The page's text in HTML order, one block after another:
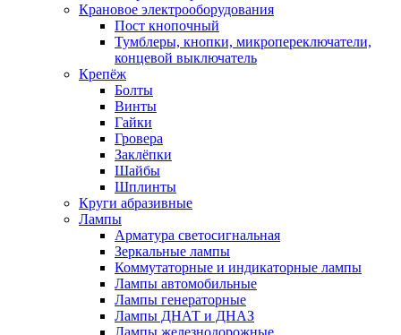
Крановое электрооборудования
Пост кнопочный
Тумблеры, кнопки, микропереключатели,
концевой выключатель
Крепёж
Болты
Винты
Гайки
Гровера
Заклёпки
Шайбы
Шплинты
Круги абразивные
Лампы
Арматура светосигнальная
Зеркальные лампы
Коммутаторные и индикаторные лампы
Лампы автомобильные
Лампы генераторные
Лампы ДНАТ и ДНАЗ
Лампы железнодорожные